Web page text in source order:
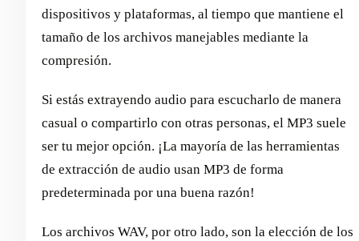
dispositivos y plataformas, al tiempo que mantiene el
tamaño de los archivos manejables mediante la
compresión.
Si estás extrayendo audio para escucharlo de manera
casual o compartirlo con otras personas, el MP3 suele
ser tu mejor opción. ¡La mayoría de las herramientas
de extracción de audio usan MP3 de forma
predeterminada por una buena razón!
Los archivos WAV, por otro lado, son la elección de los